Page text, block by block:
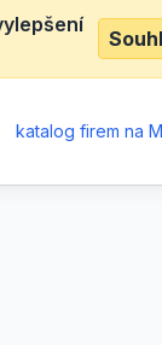
katalog firem na